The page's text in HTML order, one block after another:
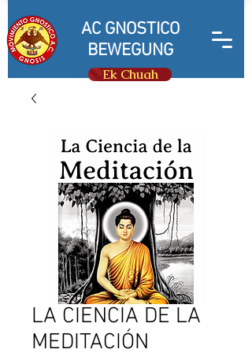
AC GNOSTICO
BEWEGUNG
Ek Chuah
LA CIENCIA DE LA
MEDITACIÓN